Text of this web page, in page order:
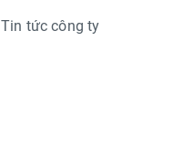
Tin tức công ty